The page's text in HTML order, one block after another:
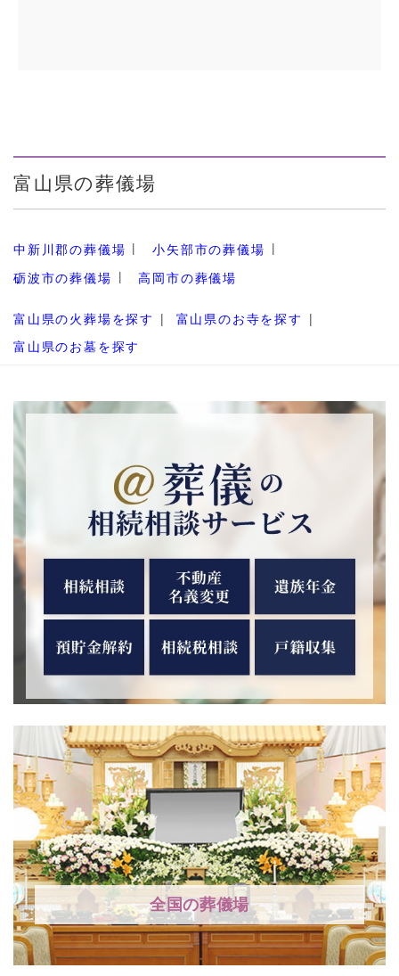
富山県の葬儀場
中新川郡の葬儀場
小矢部市の葬儀場
砺波市の葬儀場
高岡市の葬儀場
富山県の火葬場を探す
富山県のお寺を探す
富山県のお墓を探す
全国の葬儀場